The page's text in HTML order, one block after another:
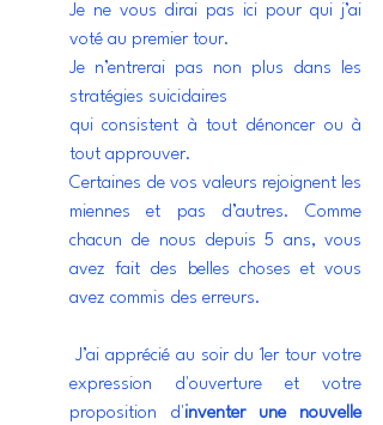
Je ne vous dirai pas ici pour qui j’ai
voté au premier tour.
Je n’entrerai pas non plus dans les
stratégies suicidaires
qui consistent à tout dénoncer ou à
tout approuver.
Certaines de vos valeurs rejoignent les
miennes et pas d’autres. Comme
chacun de nous depuis 5 ans, vous
avez fait des belles choses et vous
avez commis des erreurs.
expression d'ouverture et votre
proposition d'inventer une nouvelle